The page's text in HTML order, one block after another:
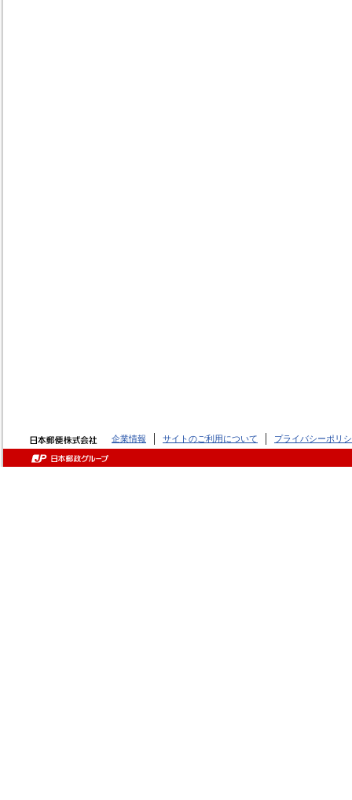
企業情報 サイトのご利用について プライバシーポリ